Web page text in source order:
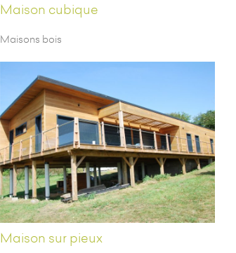
Maison cubique
Maisons bois
Maison sur pieux